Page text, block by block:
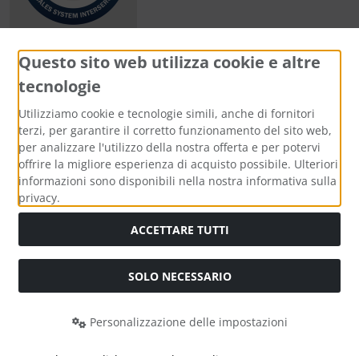
Metodi di pagamento
Media sociali
Modulo di recesso
Questo sito web utilizza cookie e altre
tecnologie
Utilizziamo cookie e tecnologie simili, anche di fornitori
terzi, per garantire il corretto funzionamento del sito web,
per analizzare l'utilizzo della nostra offerta e per potervi
offrire la migliore esperienza di acquisto possibile. Ulteriori
informazioni sono disponibili nella nostra informativa sulla
privacy.
ACCETTARE TUTTI
SOLO NECESSARIO
Personalizzazione delle impostazioni